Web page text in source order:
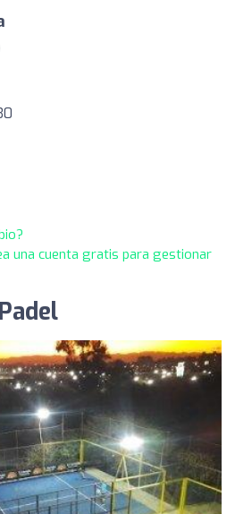
una cuenta gratis para gestionar